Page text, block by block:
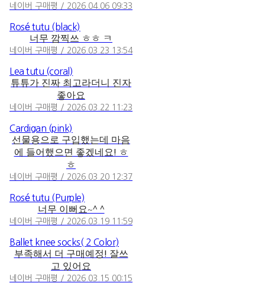
네이버 구매평 / 2026.04.06 09:33
Rosé tutu (black)
너무 깜찍쓰 ㅎㅎ ㅋ
네이버 구매평 / 2026.03.23 13:54
Lea tutu (coral)
튜튜가 진짜 최고라더니 진자
좋아요
네이버 구매평 / 2026.03.22 11:23
Cardigan (pink)
선물용으로 구입했는데 마음
에 들어했으면 좋겠네요! ㅎ
ㅎ
네이버 구매평 / 2026.03.20 12:37
Rosé tutu (Purple)
너무 이뻐요~^ ^
네이버 구매평 / 2026.03.19 11:59
Ballet knee socks( 2 Color)
부족해서 더 구매예정! 잘쓰
고 있어요
네이버 구매평 / 2026.03.15 00:15